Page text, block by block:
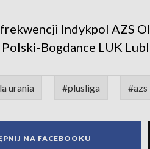
Indykpol AZS
Bogdance LUK
urania #plusliga #azs
NA FACEBOOKU